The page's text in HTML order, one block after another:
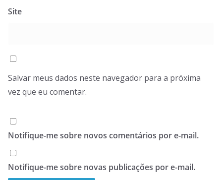
Site
Salvar meus dados neste navegador para a próxima
vez que eu comentar.
Notifique-me sobre novos comentários por e-mail.
Notifique-me sobre novas publicações por e-mail.